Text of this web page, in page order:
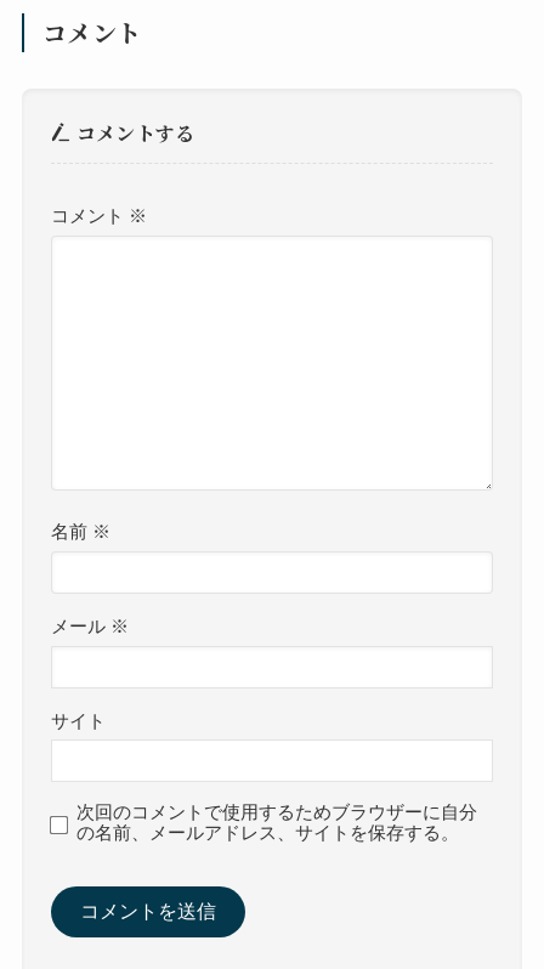
コメント
コメントする
コメント ※
名前 ※
メール ※
サイト
次回のコメントで使用するためブラウザーに自分
の名前、メールアドレス、サイトを保存する。